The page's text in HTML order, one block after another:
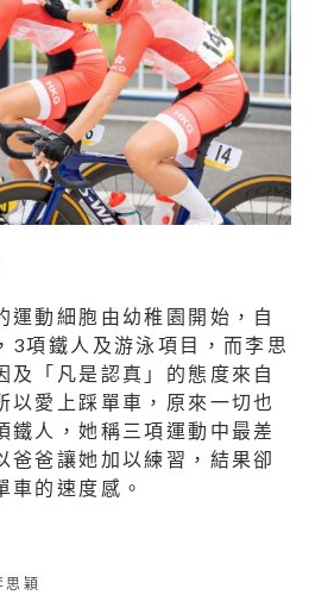
運動細胞由幼稚園開始，自
3項鐵人及游泳項目，而李思
及「凡是認真」的態度來自
以愛上踩單車，原來一切也
鐵人，她稱三項運動中最差
爸爸讓她加以練習，結果卻
車的速度感。
思穎